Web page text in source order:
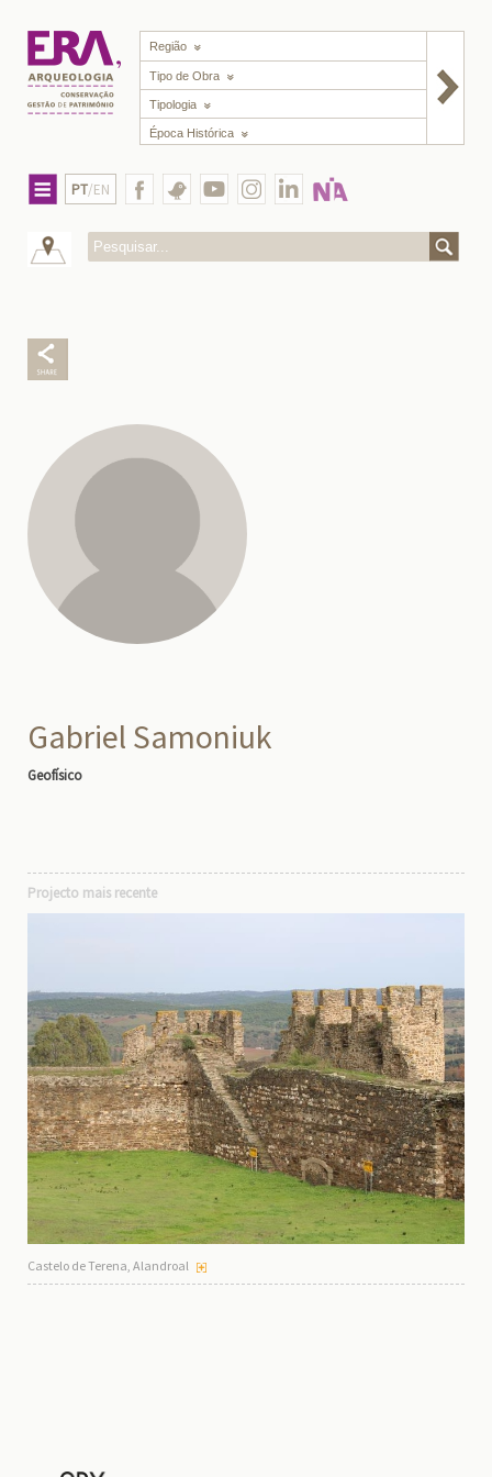
Região
Tipo de Obra
Tipologia
Época Histórica
PT/EN
Gabriel Samoniuk
Geofísico
Projecto mais recente
Castelo de Terena, Alandroal